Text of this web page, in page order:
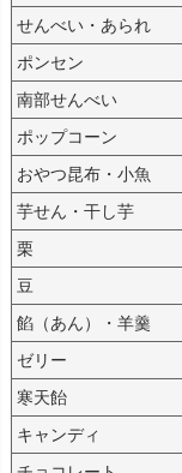
せんべい・あられ
ポンセン
南部せんべい
ポップコーン
おやつ昆布・小魚
芋せん・干し芋
栗
豆
餡（あん）・羊羹
ゼリー
寒天飴
キャンディ